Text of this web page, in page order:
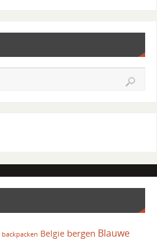
backpacken Belgie bergen Blauwe